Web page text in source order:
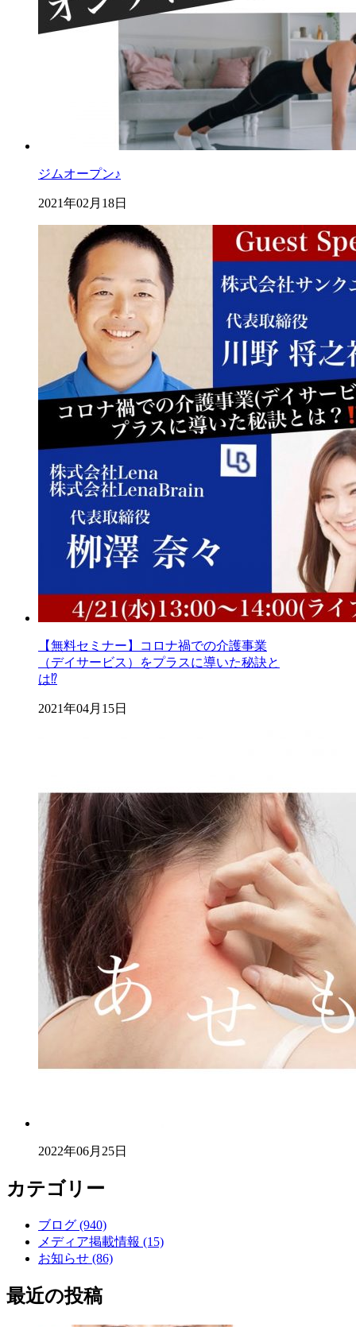
ジムオープン♪
2021年02月18日
【無料セミナー】コロナ禍での介護事業
（デイサービス）をプラスに導いた秘訣と
は⁉️
2021年04月15日
2022年06月25日
カテゴリー
ブログ (940)
メディア掲載情報 (15)
お知らせ (86)
最近の投稿